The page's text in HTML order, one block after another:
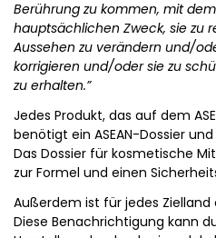
Berührung zu kommen, mit
hauptsächlichen Zweck, sie zu
Aussehen zu verändern und/
korrigieren und/oder sie zu
zu erhalten.”
Jedes Produkt, das auf dem
benötigt ein ASEAN-Dossier
Das Dossier für kosmetische
zur Formel und einen
Außerdem ist für jedes
Diese Benachrichtigung kann